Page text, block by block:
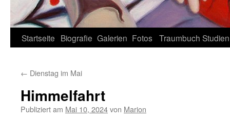
Zum
springen
Startseite Biografie Galerien Fotos Traumbuch Studien
← Dienstag im Mai
Himmelfahrt
Publiziert am Mai 10, 2024von Marion